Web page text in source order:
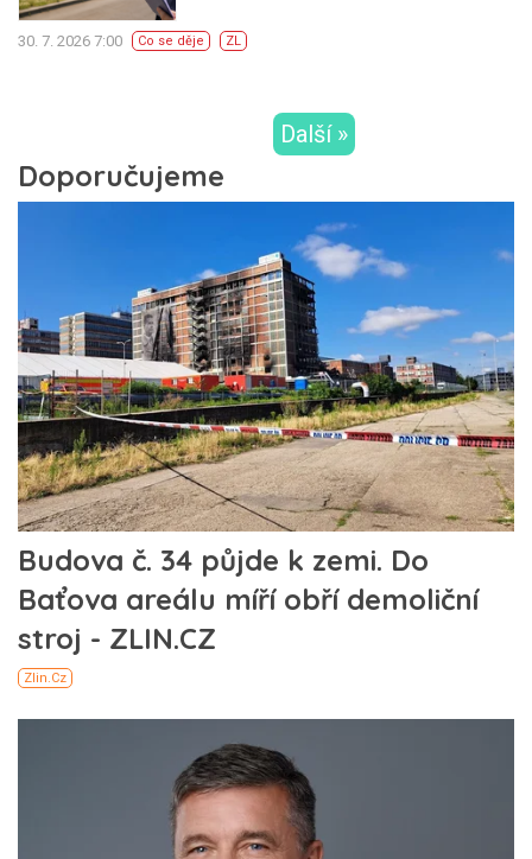
30. 7. 2026 7:00 Co se děje ZL
Další »